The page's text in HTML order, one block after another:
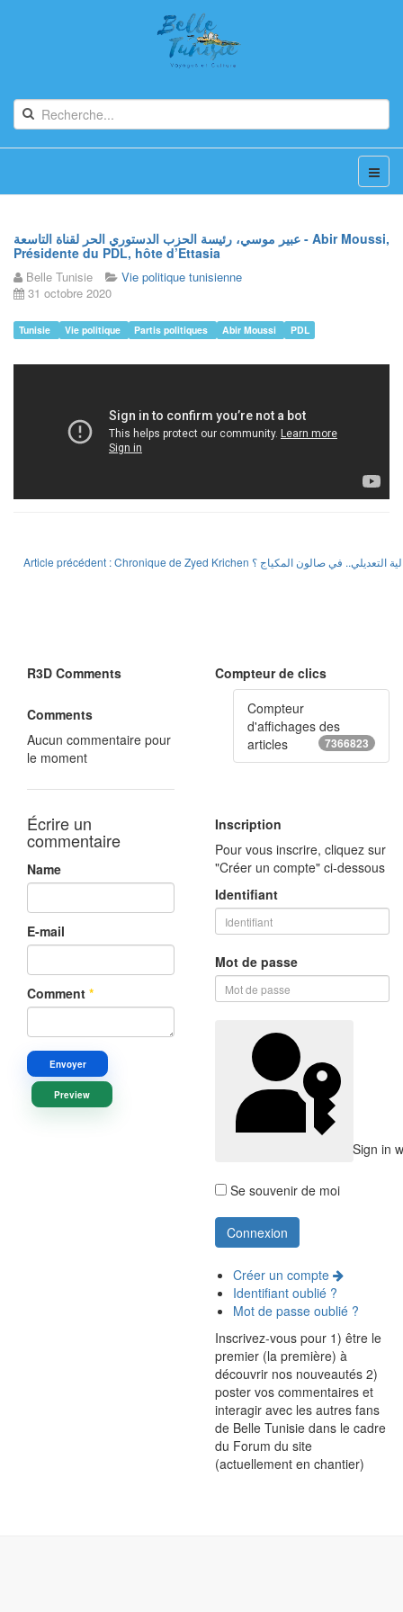
عبير موسي، رئيسة الحزب الدستوري الحر لقناة التاسعة - Abir Moussi,
Présidente du PDL, hôte d’Ettasia
Belle Tunisie
Vie politique tunisienne
31 octobre 2020
Tunisie Vie politique Partis politiques Abir Moussi PDL
R3D Comments
Comments
Aucun commentaire pour
le moment
Écrire un
commentaire
Name
E-mail
Comment *
Envoyer
Preview
Compteur de clics
Compteur
d'affichages des
articles
7366823
Inscription
Pour vous inscrire, cliquez sur
"Créer un compte" ci-dessous
Identifiant
Mot de passe
Sign in
Se souvenir de moi
Créer un compte
Identifiant oublié ?
Mot de passe oublié ?
Inscrivez-vous pour 1) être le
premier (la première) à
découvrir nos nouveautés 2)
poster vos commentaires et
interagir avec les autres fans
de Belle Tunisie dans le cadre
du Forum du site
(actuellement en chantier)